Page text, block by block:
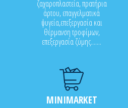
ζαχαροπλαστεία, πρατήρια
άρτου, επαγγελματικά
ψυγεία,επεξεργασία και
θέρμανση τροφίμων,
επεξεργασία ζύμης.......
MINIMARKET